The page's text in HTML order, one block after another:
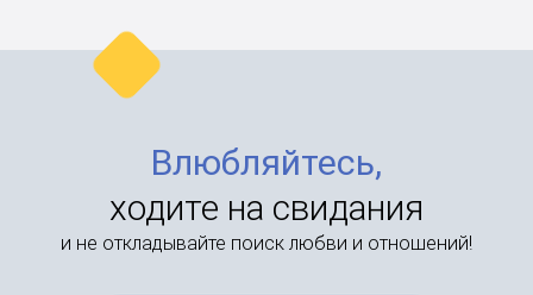
Влюбляйтесь,
ходите на свидания
и не откладывайте поиск любви и отношений!